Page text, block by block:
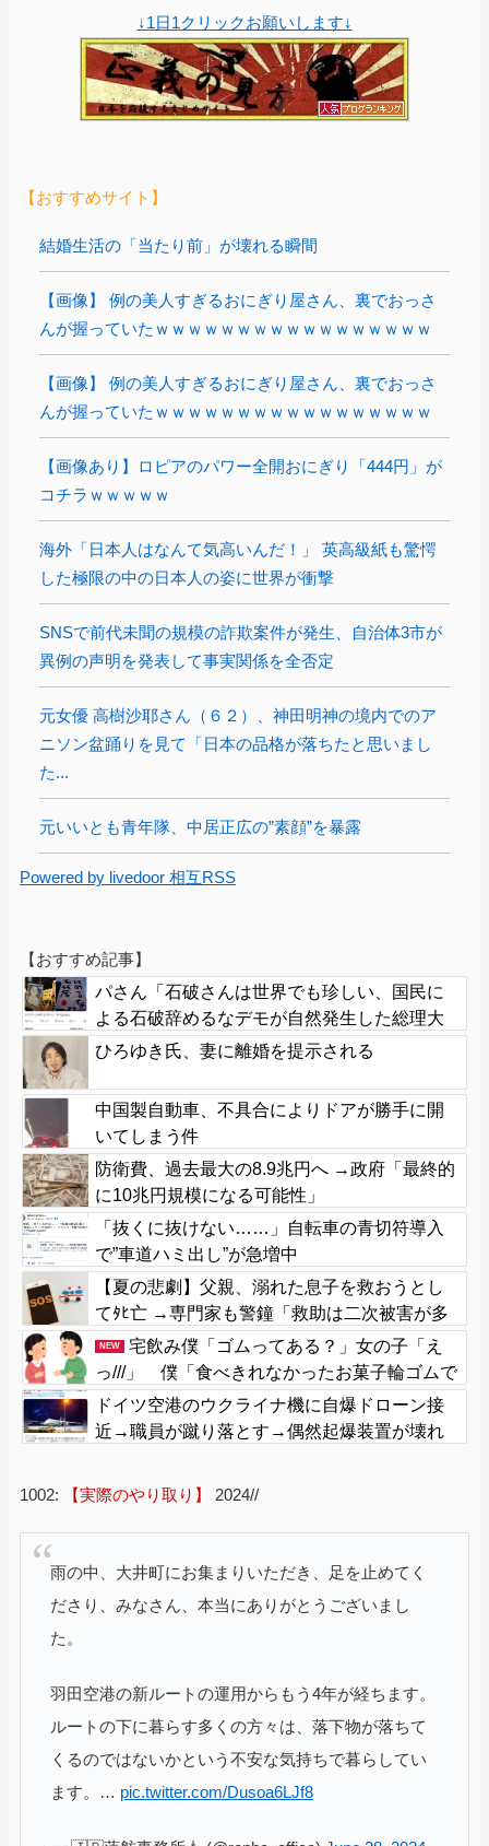
↓1日1クリックお願いします↓
【おすすめサイト】
結婚生活の「当たり前」が壊れる瞬間
【画像】 例の美人すぎるおにぎり屋さん、裏でおっさ
んが握っていたｗｗｗｗｗｗｗｗｗｗｗｗｗｗｗｗｗ
【画像】 例の美人すぎるおにぎり屋さん、裏でおっさ
んが握っていたｗｗｗｗｗｗｗｗｗｗｗｗｗｗｗｗｗ
【画像あり】ロピアのパワー全開おにぎり「444円」が
コチラｗｗｗｗｗ
海外「日本人はなんて気高いんだ！」 英高級紙も驚愕
した極限の中の日本人の姿に世界が衝撃
SNSで前代未聞の規模の詐欺案件が発生、自治体3市が
異例の声明を発表して事実関係を全否定
元女優 高樹沙耶さん（６２）、神田明神の境内でのア
ニソン盆踊りを見て「日本の品格が落ちたと思いまし
た...
元いいとも青年隊、中居正広の”素顔”を暴露
Powered by livedoor 相互RSS
【おすすめ記事】
パさん「石破さんは世界でも珍しい、国民に
よる石破辞めるなデモが自然発生した総理大
臣です」
ひろゆき氏、妻に離婚を提示される
中国製自動車、不具合によりドアが勝手に開
いてしまう件
防衛費、過去最大の8.9兆円へ →政府「最終的
に10兆円規模になる可能性」
「抜くに抜けない……」自転車の青切符導入
で”車道ハミ出し”が急増中
【夏の悲劇】父親、溺れた息子を救おうとし
てﾀﾋ亡 →専門家も警鐘「救助は二次被害が多
い」
NEW
宅飲み僕「ゴムってある？」女の子「え
っ///」 僕「食べきれなかったお菓子輪ゴムで
縛りたくて」女の子「⋯あ、そ、そっか///」
ドイツ空港のウクライナ機に自爆ドローン接
近→職員が蹴り落とす→偶然起爆装置が壊れ
1002:
【実際のやり取り】 2024//
雨の中、大井町にお集まりいただき、足を止めてく
ださり、みなさん、本当にありがとうございまし
た。
羽田空港の新ルートの運用からもう4年が経ちます。
ルートの下に暮らす多くの方々は、落下物が落ちて
くるのではないかという不安な気持ちで暮らしてい
ます。… pic.twitter.com/Dusoa6LJf8